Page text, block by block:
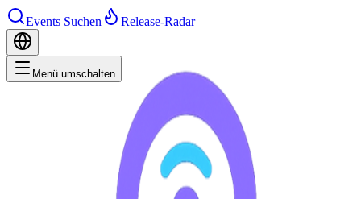
Events Suchen Release-Radar
Menü umschalten